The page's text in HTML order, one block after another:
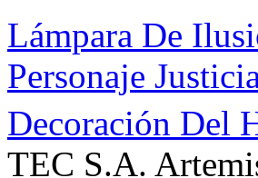
Lámpara De
Personaje
Decoración Del
TEC S.A.